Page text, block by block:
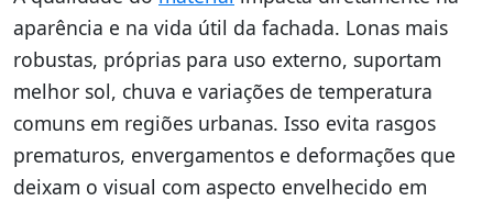
aparência e na vida útil da fachada. Lonas mais
robustas, próprias para uso externo, suportam
melhor sol, chuva e variações de temperatura
comuns em regiões urbanas. Isso evita rasgos
prematuros, envergamentos e deformações que
deixam o visual com aspecto envelhecido em